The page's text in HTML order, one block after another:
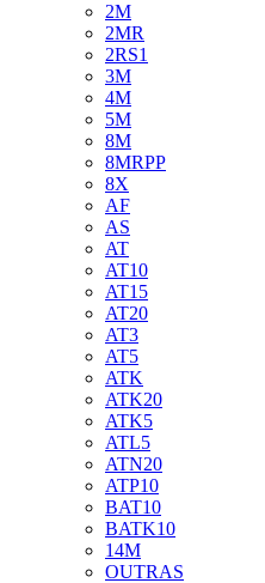
2M
2MR
2RS1
3M
4M
5M
8M
8MRPP
8X
AF
AS
AT
AT10
AT15
AT20
AT3
AT5
ATK
ATK20
ATK5
ATL5
ATN20
ATP10
BAT10
BATK10
14M
OUTRAS